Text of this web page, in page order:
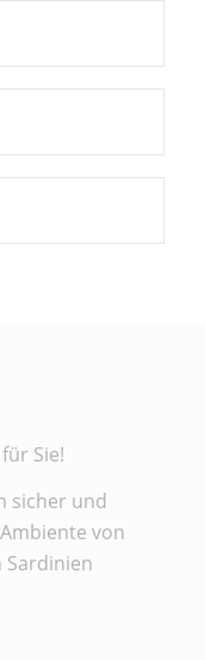
Sie!
sicher und
von
Sardinien